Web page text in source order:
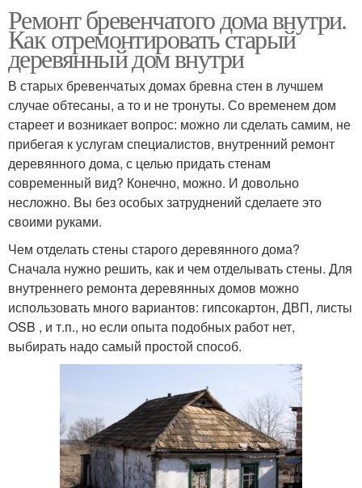
Ремонт бревенчатого дома внутри.
Как отремонтировать старый
деревянный дом внутри
В старых бревенчатых домах бревна стен в лучшем
случае обтесаны, а то и не тронуты. Со временем дом
стареет и возникает вопрос: можно ли сделать самим, не
прибегая к услугам специалистов, внутренний ремонт
деревянного дома, с целью придать стенам
современный вид? Конечно, можно. И довольно
несложно. Вы без особых затруднений сделаете это
своими руками.
Чем отделать стены старого деревянного дома?
Сначала нужно решить, как и чем отделывать стены. Для
внутреннего ремонта деревянных домов можно
использовать много вариантов: гипсокартон, ДВП, листы
OSB , и т.п., но если опыта подобных работ нет,
выбирать надо самый простой способ.